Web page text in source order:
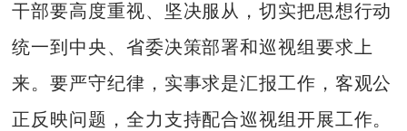
干部要高度重视、坚决服从，切实把思想行动
统一到中央、省委决策部署和巡视组要求上
来。要严守纪律，实事求是汇报工作，客观公
正反映问题，全力支持配合巡视组开展工作。